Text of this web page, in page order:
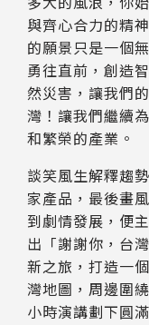
與齊心合力的精
的願景只是一個
勇往直前，創造
然災害，讓我們
灣！讓我們繼續
和繁榮的產業。
談笑風生解釋趨
家產品，最後畫
到劇情發展，便
出「謝謝你，台
新之旅，打造一
灣地圖，周邊圍
小時演講劃下圓